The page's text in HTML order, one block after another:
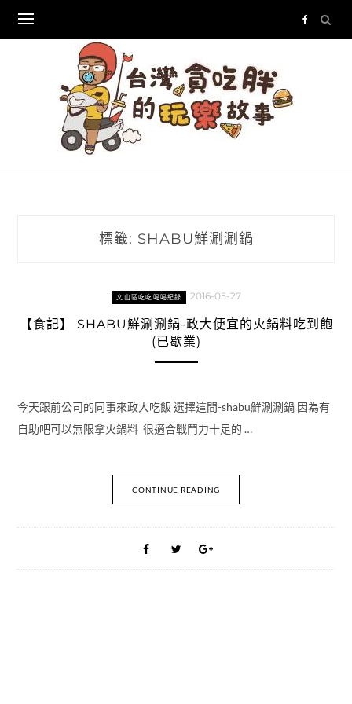
content
標籤: SHABU鮮涮涮鍋
文山區吃吃喝喝紀錄 2016-05-27
【食記】 SHABU鮮涮涮鍋-政大便宜的火鍋料吃到飽
(已歇業)
今天跟前公司的同事來政大吃飯 選擇這間-shabu鮮涮涮鍋 因為有
自助吧可以無限拿火鍋料 很適合戰鬥力十足的 …
CONTINUE READING